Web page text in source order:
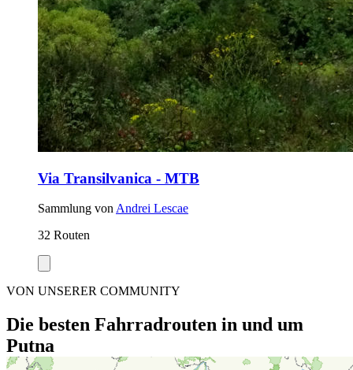
Via Transilvanica - MTB
Sammlung vonAndrei Lescae
32 Routen
VON UNSERER COMMUNITY
Die besten Fahrradrouten in und um
Putna